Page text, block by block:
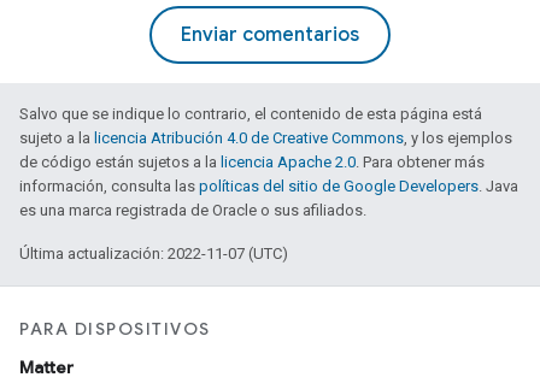
Enviar comentarios
Salvo que se indique lo contrario, el contenido de esta página está
sujeto a la licencia Atribución 4.0 de Creative Commons, y los ejemplos
de código están sujetos a la licencia Apache 2.0. Para obtener más
información, consulta las políticas del sitio de Google Developers. Java
es una marca registrada de Oracle o sus afiliados.
Última actualización: 2022-11-07 (UTC)
PARA DISPOSITIVOS
Matter